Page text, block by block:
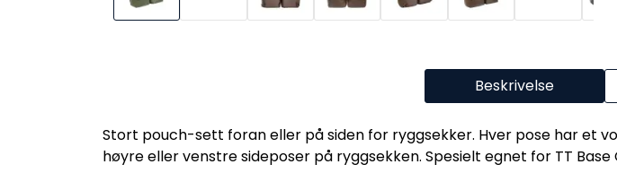
Beskrivelse
Stort pouch-sett foran eller på siden for ryggsekker. Hver pose har et
høyre eller venstre sideposer på ryggsekken. Spesielt egnet for TT